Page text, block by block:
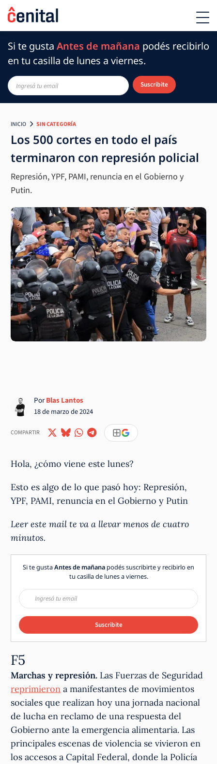
Si te gusta Antes de mañana podés recibirlo
en tu casilla de lunes a viernes.
Suscribite
INICIO SIN CATEGORÍA
Los 500 cortes en todo el país
terminaron con represión policial
Represión, YPF, PAMI, renuncia en el Gobierno y
Putin.
PorBlas Lantos
18 de marzo de 2024
COMPARTIR
Hola, ¿cómo viene este lunes?
Esto es algo de lo que pasó hoy: Represión,
YPF, PAMI, renuncia en el Gobierno y Putin
Leer este mail te va a llevar menos de cuatro
minutos.
Si te gustaAntes de mañana podés suscribirte y recibirlo en
tu casilla de lunes a viernes.
Suscribite
F5
Marchas y represión. Las Fuerzas de Seguridad
reprimieron a manifestantes de movimientos
sociales que realizan hoy una jornada nacional
de lucha en reclamo de una respuesta del
Gobierno ante la emergencia alimentaria. Las
principales escenas de violencia se vivieron en
los accesos a Capital Federal, donde la Policía